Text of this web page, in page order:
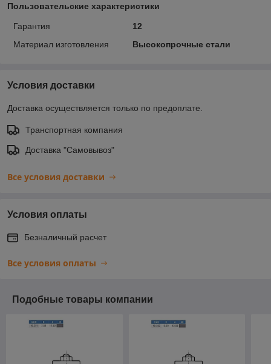
Пользовательские характеристики
Гарантия
12
Материал изготовления
Высокопрочные стали
Условия доставки
Доставка осуществляется только по предоплате.
Транспортная компания
Доставка "Самовывоз"
Все условия доставки
Условия оплаты
Безналичный расчет
Все условия оплаты
Подобные товары компании